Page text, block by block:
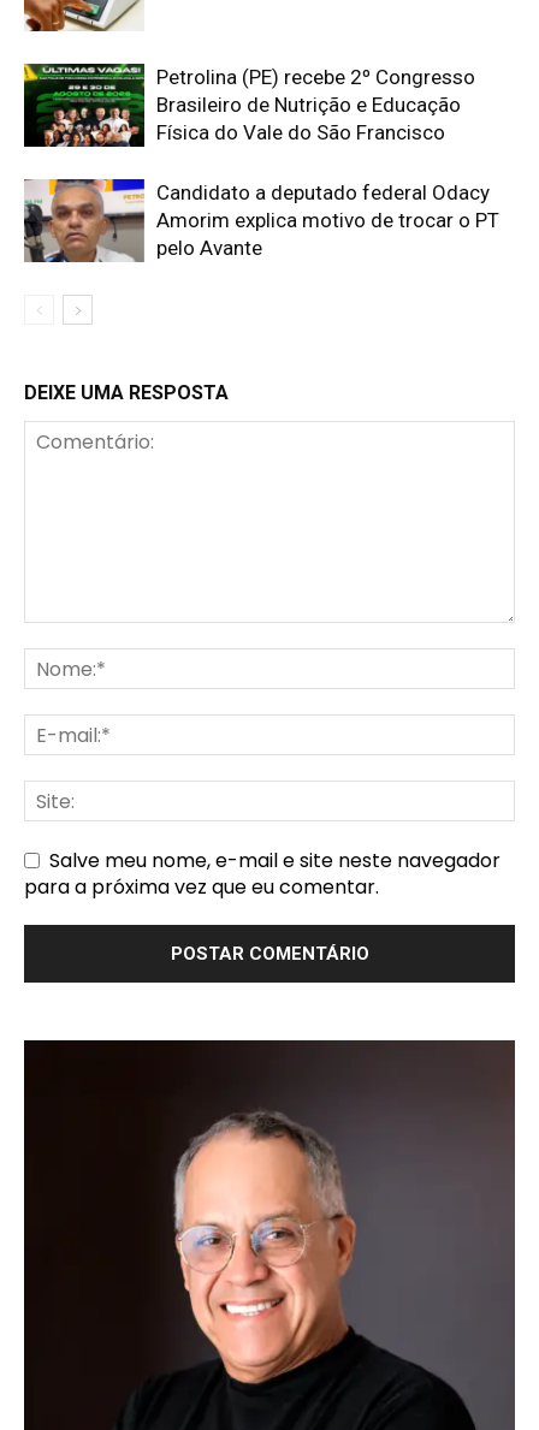
Petrolina (PE) recebe 2º Congresso
Brasileiro de Nutrição e Educação
Física do Vale do São Francisco
Candidato a deputado federal Odacy
Amorim explica motivo de trocar o PT
pelo Avante
DEIXE UMA RESPOSTA
Salve meu nome, e-mail e site neste navegador
para a próxima vez que eu comentar.